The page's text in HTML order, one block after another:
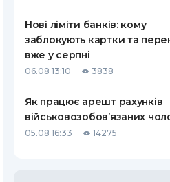
Нові ліміти банків: кому
заблокують картки та
вже у серпні
06.08 13:10 3838
Як працює арешт рахунків
військовозобов’язаних
05.08 16:33 14275